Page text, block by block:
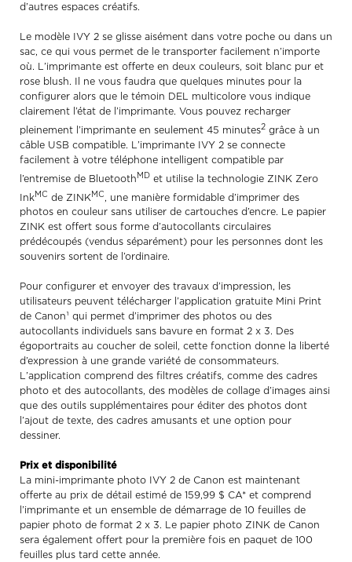
d’autres espaces créatifs.
Le modèle IVY 2 se glisse aisément dans votre poche ou dans un
sac, ce qui vous permet de le transporter facilement n’importe
où. L’imprimante est offerte en deux couleurs, soit blanc pur et
rose blush. Il ne vous faudra que quelques minutes pour la
configurer alors que le témoin DEL multicolore vous indique
clairement l’état de l’imprimante. Vous pouvez recharger
pleinement l’imprimante en seulement 45 minutes2 grâce à un
câble USB compatible. L’imprimante IVY 2 se connecte
facilement à votre téléphone intelligent compatible par
l’entremise de BluetoothMD et utilise la technologie ZINK Zero
InkMC de ZINKMC, une manière formidable d’imprimer des
photos en couleur sans utiliser de cartouches d’encre. Le papier
ZINK est offert sous forme d’autocollants circulaires
prédécoupés (vendus séparément) pour les personnes dont les
souvenirs sortent de l’ordinaire.
Pour configurer et envoyer des travaux d’impression, les
utilisateurs peuvent télécharger l’application gratuite Mini Print
de Canon¹ qui permet d’imprimer des photos ou des
autocollants individuels sans bavure en format 2 x 3. Des
égoportraits au coucher de soleil, cette fonction donne la liberté
d’expression à une grande variété de consommateurs.
L’application comprend des filtres créatifs, comme des cadres
photo et des autocollants, des modèles de collage d’images ainsi
que des outils supplémentaires pour éditer des photos dont
l’ajout de texte, des cadres amusants et une option pour
dessiner.
Prix et disponibilité
La mini-imprimante photo IVY 2 de Canon est maintenant
offerte au prix de détail estimé de 159,99 $ CA* et comprend
l’imprimante et un ensemble de démarrage de 10 feuilles de
papier photo de format 2 x 3. Le papier photo ZINK de Canon
sera également offert pour la première fois en paquet de 100
feuilles plus tard cette année.